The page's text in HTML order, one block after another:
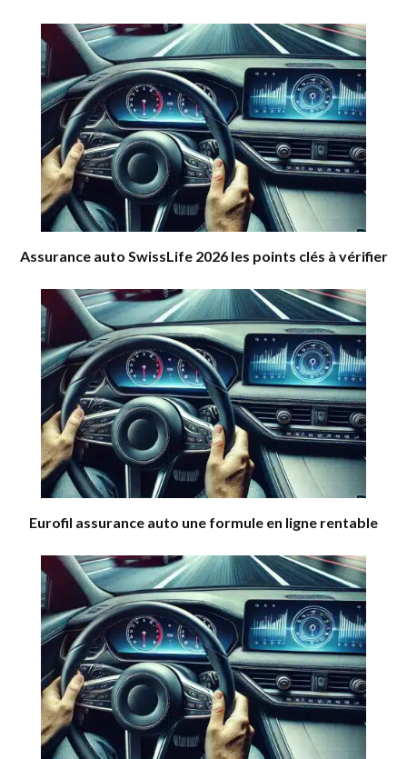
Assurance auto SwissLife 2026 les points clés à vérifier
Eurofil assurance auto une formule en ligne rentable